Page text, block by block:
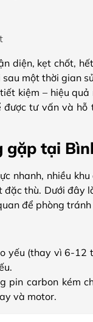
diện, kẹt chốt,
một thời gian
kiệm – hiệu
tư vấn và
gặp tại
nhanh, nhiều
thù. Dưới đây
để phòng
yếu (thay vì 6-12
pin carbon kém
và motor.